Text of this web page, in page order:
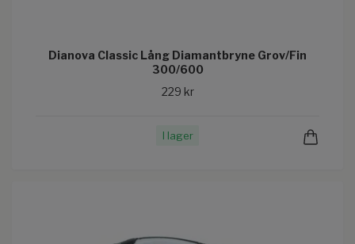
Dianova Classic Lång Diamantbryne Grov/Fin
300/600
229 kr
I lager